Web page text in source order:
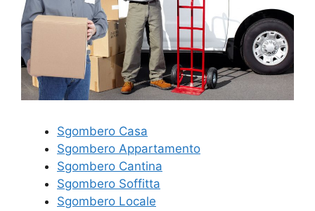
Sgombero Casa
Sgombero Appartamento
Sgombero Cantina
Sgombero Soffitta
Sgombero Locale